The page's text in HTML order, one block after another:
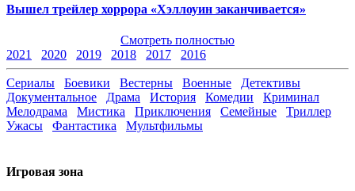
Вышел трейлер хоррора «Хэллоуин заканчивается»
Смотреть полностью
2021
2020 2019 2018 2017 2016
Сериалы Боевики Вестерны Военные
Детективы
Документальное
Драма История Комедии
Криминал
Мелодрама
Мистика Приключения Семейные
Триллер
Ужасы
Фантастика Мультфильмы
Игровая зона